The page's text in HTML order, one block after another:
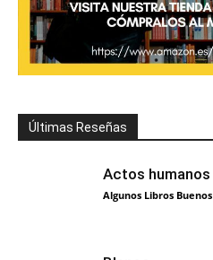
Últimas Reseñas
Actos humanos
Algunos Libros Buenos